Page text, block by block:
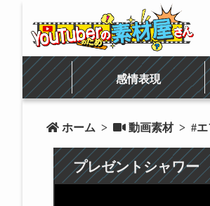
感情表現
 ホーム >  動画素材 > #エ
プレゼントシャワー